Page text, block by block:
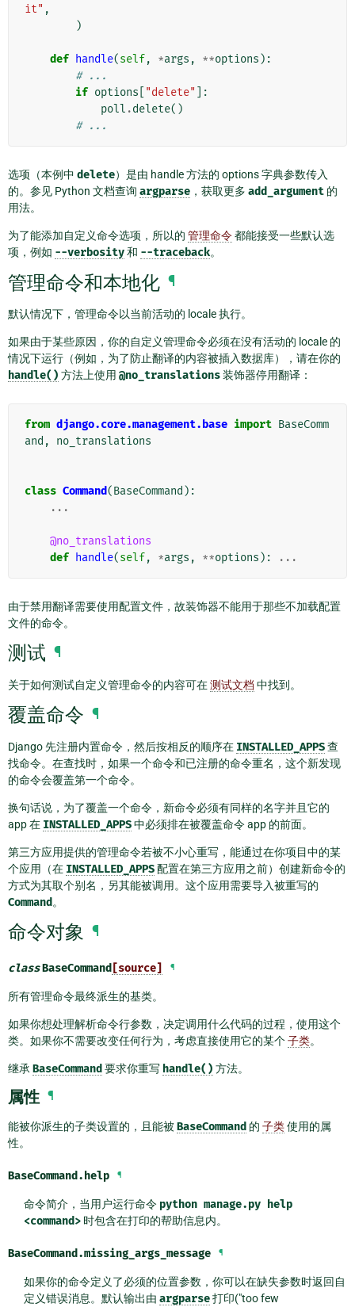
it" ,
)
def handle(self, *args , **options ):
# ...
if options "delete"
]:
poll .delete()
# ...
选项（本例中 delete）是由 handle 方法的 options 字典参数传入
的。参见 Python 文档查询 argparse ，获取更多 add_argument 的
用法。
为了能添加自定义命令选项，所以的 管理命令都能接受一些默认选
项，例如 --verbosity和 --traceback。
管理命令和本地化 ¶
默认情况下，管理命令以当前活动的 locale 执行。
如果由于某些原因，你的自定义管理命令必须在没有活动的 locale 的
情况下运行（例如，为了防止翻译的内容被插入数据库），请在你的
handle() 方法上使用 @no_translations装饰器停用翻译：
from django.core.management.base import BaseComm
and , no_translations
class Command(BaseCommand ):
...
@no_translations
def handle(self, *args , **options ): ...
由于禁用翻译需要使用配置文件，故装饰器不能用于那些不加载配置
文件的命令。
测试 ¶
关于如何测试自定义管理命令的内容可在测试文档 中找到。
覆盖命令 ¶
Django 先注册内置命令，然后按相反的顺序在 INSTALLED_APPS查
找命令。在查找时，如果一个命令和已注册的命令重名，这个新发现
的命令会覆盖第一个命令。
换句话说，为了覆盖一个命令，新命令必须有同样的名字并且它的
app 在 INSTALLED_APPS中必须排在被覆盖命令 app 的前面。
第三方应用提供的管理命令若被不小心重写，能通过在你项目中的某
个应用（在 INSTALLED_APPS配置在第三方应用之前）创建新命令的
方式为其取个别名，另其能被调用。这个应用需要导入被重写的
Command 。
命令对象 ¶
classBaseCommand [source] ¶
所有管理命令最终派生的基类。
如果你想处理解析命令行参数，决定调用什么代码的过程，使用这个
类。如果你不需要改变任何行为，考虑直接使用它的某个子类。
继承 BaseCommand 要求你重写 handle() 方法。
属性 ¶
能被你派生的子类设置的，且能被 BaseCommand 的 子类使用的属
性。
BaseCommand.help ¶
命令简介，当用户运行命令 python manage.py help
<command>时包含在打印的帮助信息内。
BaseCommand.missing_args_message ¶
如果你的命令定义了必须的位置参数，你可以在缺失参数时返回自
定义错误消息。默认输出由 argparse打印("too few